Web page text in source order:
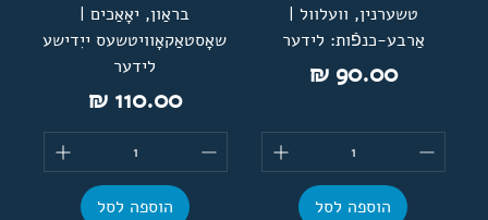
טשערנין, וועלוול |
אַרבע-כנפֿות: לידער
מחיר‏90.00 ‏₪
הוספה לסל
בראַון, יאָאַכים |
שאָסטאַקאָוויטשעס ייִדישע
לידער
מחיר‏110.00 ‏₪
הוספה לסל